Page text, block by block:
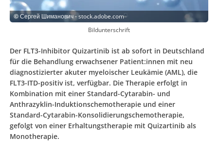
©Сергей Шиманович - stock.adobe.com
Bildunterschrift
Der FLT3-Inhibitor Quizartinib ist ab sofort in Deutschland
für die Behandlung erwachsener Patient:innen mit neu
diagnostizierter akuter myeloischer Leukämie (AML), die
FLT3-ITD-positiv ist, verfügbar. Die Therapie erfolgt in
Kombination mit einer Standard-Cytarabin- und
Anthrazyklin-Induktionschemotherapie und einer
Standard-Cytarabin-Konsolidierungschemotherapie,
gefolgt von einer Erhaltungstherapie mit Quizartinib als
Monotherapie.